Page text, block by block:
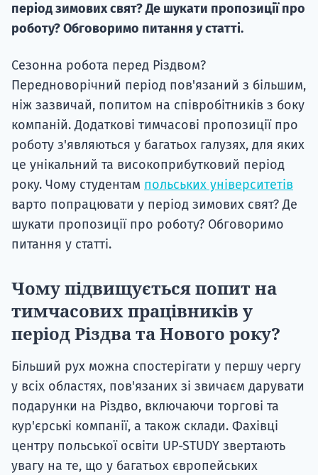
період зимових свят? Де шукати пропозиції про
роботу? Обговоримо питання у статті.
Сезонна робота перед Різдвом?
Передноворічний період пов'язаний з більшим,
ніж зазвичай, попитом на співробітників з боку
компаній. Додаткові тимчасові пропозиції про
роботу з'являються у багатьох галузях, для яких
це унікальний та високоприбутковий період
року. Чому студентам польських університетів
варто попрацювати у період зимових свят? Де
шукати пропозиції про роботу? Обговоримо
питання у статті.
Чому підвищується попит на
тимчасових працівників у
період Різдва та Нового року?
Більший рух можна спостерігати у першу чергу
у всіх областях, пов'язаних зі звичаєм дарувати
подарунки на Різдво, включаючи торгові та
кур'єрські компанії, а також склади. Фахівці
центру польської освіти UP-STUDY звертають
увагу на те, що у багатьох європейських